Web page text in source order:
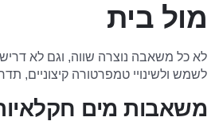
מול בית
לא כל משאבה נוצרה שווה, וגם לא
לשמש ולשינויי טמפרטורה קיצוניים,
משאבות מים